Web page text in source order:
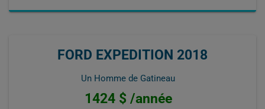
FORD EXPEDITION 2018
Un Homme de Gatineau
1424 $ /année